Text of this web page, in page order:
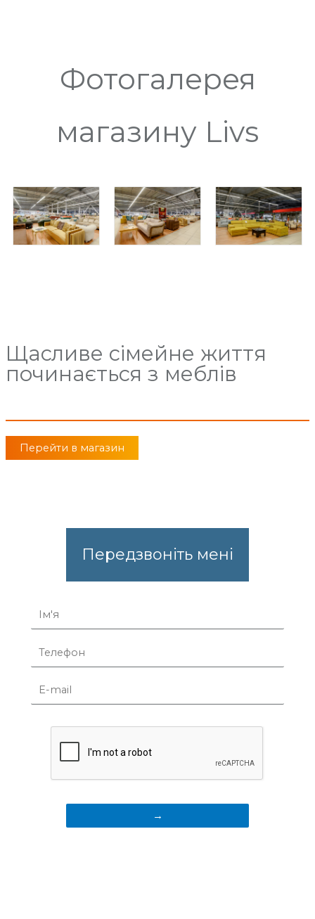
Фотогалерея
магазину Livs
Щасливе сімейне життя
починається з меблів
Перейти в магазин
Передзвоніть мені